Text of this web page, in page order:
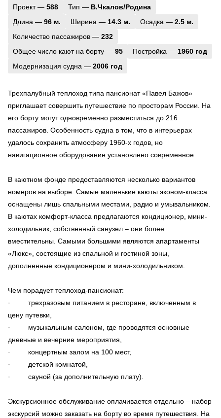
Проект — 588 Тип — В.Чкалов/Родина
Длина — 96 м. Ширина — 14.3 м. Осадка — 2.5 м.
Количество пассажиров — 232
Общее число кают на борту — 95 Постройка — 1960 год
Модернизация судна — 2006 год
Трехпалубный теплоход типа пансионат «Павел Бажов»
приглашает совершить путешествие по просторам России. На
его борту могут одновременно разместиться до 216
пассажиров. Особенность судна в том, что в интерьерах
удалось сохранить атмосферу 1960-х годов, но
навигационное оборудование установлено современное.
В каютном фонде предоставляются несколько вариантов
номеров на выборе. Самые маленькие каюты эконом-класса
оснащены лишь спальными местами, радио и умывальником.
В каютах комфорт-класса предлагаются кондиционер, мини-
холодильник, собственный санузел – они более
вместительны. Самыми большими являются апартаменты
«Люкс», состоящие из спальной и гостиной зоны,
дополненные кондиционером и мини-холодильником.
Чем порадует теплоход-пансионат:
· трехразовым питанием в ресторане, включенным в
цену путевки,
· музыкальным салоном, где проводятся основные
дневные и вечерние мероприятия,
· концертным залом на 100 мест,
· детской комнатой,
· сауной (за дополнительную плату).
Экскурсионное обслуживание оплачивается отдельно – набор
экскурсий можно заказать на борту во время путешествия. На